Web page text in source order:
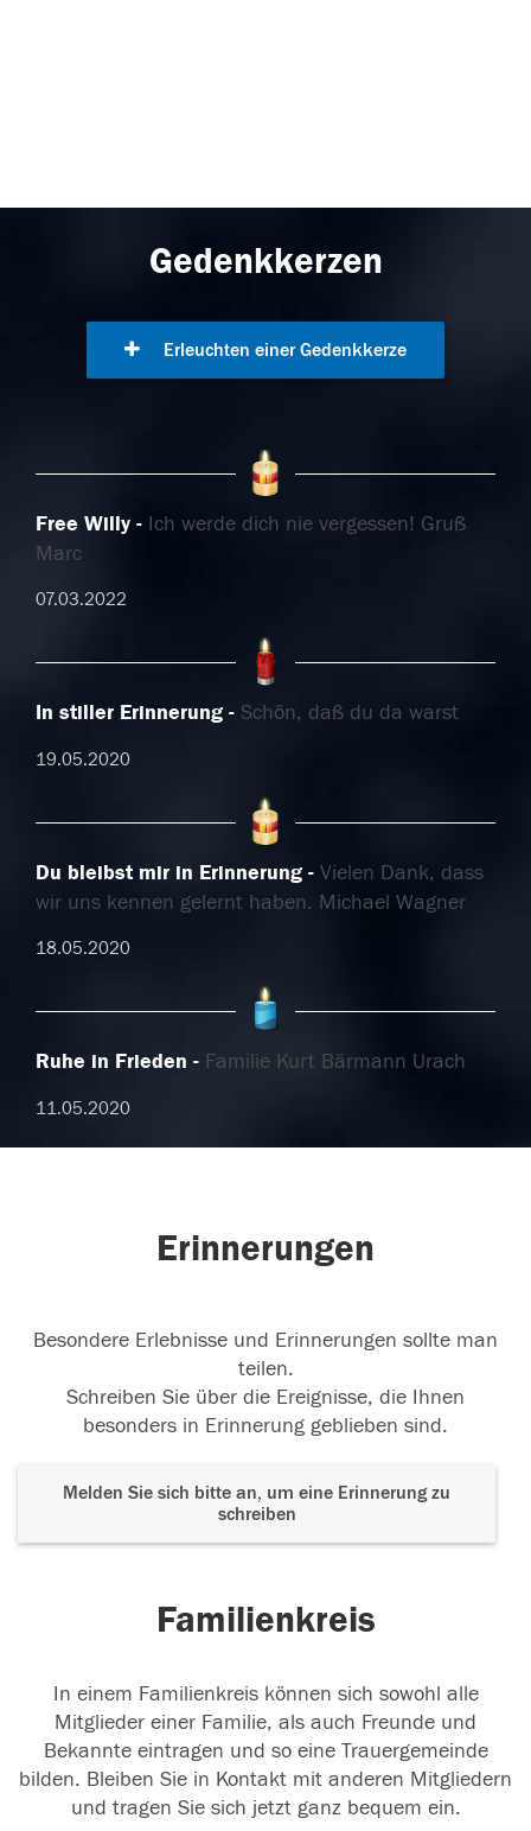
Gedenkkerzen
Erleuchten einer Gedenkkerze
Free Willy
Ich werde dich nie vergessen! Gruß
Marc
07.03.2022
In stiller Erinnerung Schön, daß du da warst
19.05.2020
Du bleibst mir in Erinnerung
Vielen Dank, dass
wir uns kennen gelernt haben. Michael Wagner
18.05.2020
Ruhe in Frieden Familie Kurt Bärmann Urach
11.05.2020
Erinnerungen
Besondere Erlebnisse und Erinnerungen sollte man
teilen.
Schreiben Sie über die Ereignisse, die Ihnen
besonders in Erinnerung geblieben sind.
Melden Sie sich bitte an, um eine Erinnerung zu
schreiben
Familienkreis
In einem Familienkreis können sich sowohl alle
Mitglieder einer Familie, als auch Freunde und
Bekannte eintragen und so eine Trauergemeinde
bilden. Bleiben Sie in Kontakt mit anderen Mitgliedern
und tragen Sie sich jetzt ganz bequem ein.